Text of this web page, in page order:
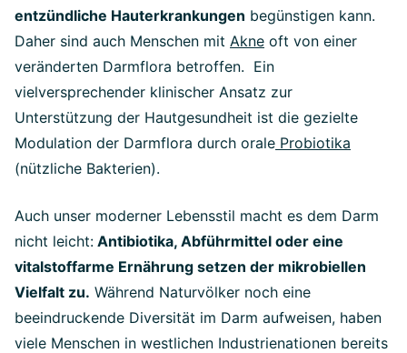
entzündliche Hauterkrankungen begünstigen kann.
Daher sind auch Menschen mit Akne oft von einer
veränderten Darmflora betroffen. Ein
vielversprechender klinischer Ansatz zur
Unterstützung der Hautgesundheit ist die gezielte
Modulation der Darmflora durch orale Probiotika
(nützliche Bakterien).
Auch unser moderner Lebensstil macht es dem Darm
nicht leicht: Antibiotika, Abführmittel oder eine
vitalstoffarme Ernährung setzen der mikrobiellen
Vielfalt zu. Während Naturvölker noch eine
beeindruckende Diversität im Darm aufweisen, haben
viele Menschen in westlichen Industrienationen bereits